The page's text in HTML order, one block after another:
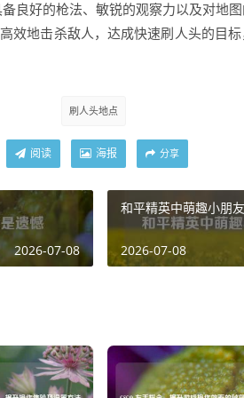
良好的枪法、敏锐的观察力以及对地
效地击杀敌人，达成快速刷人头的目
刷人头地点
阅读 海报 分享
2026-07-08
和平精英中萌趣小朋
2026-07-08